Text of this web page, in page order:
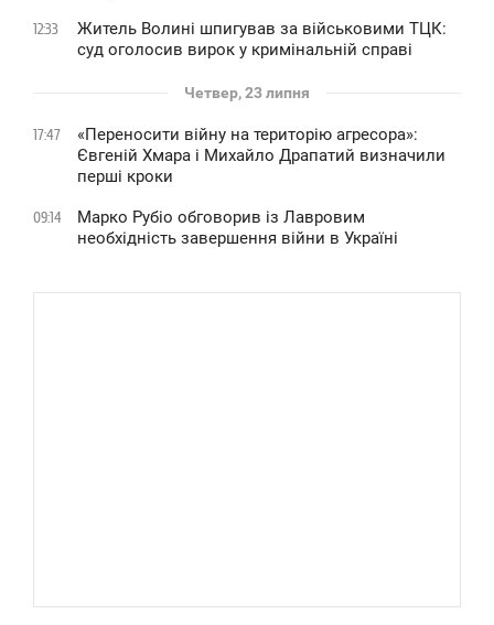
12:33
Житель Волині шпигував за військовими ТЦК:
суд оголосив вирок у кримінальній справі
Четвер, 23 липня
17:47
«Переносити війну на територію агресора»:
Євгеній Хмара і Михайло Драпатий визначили
перші кроки
09:14
Марко Рубіо обговорив із Лавровим
необхідність завершення війни в Україні